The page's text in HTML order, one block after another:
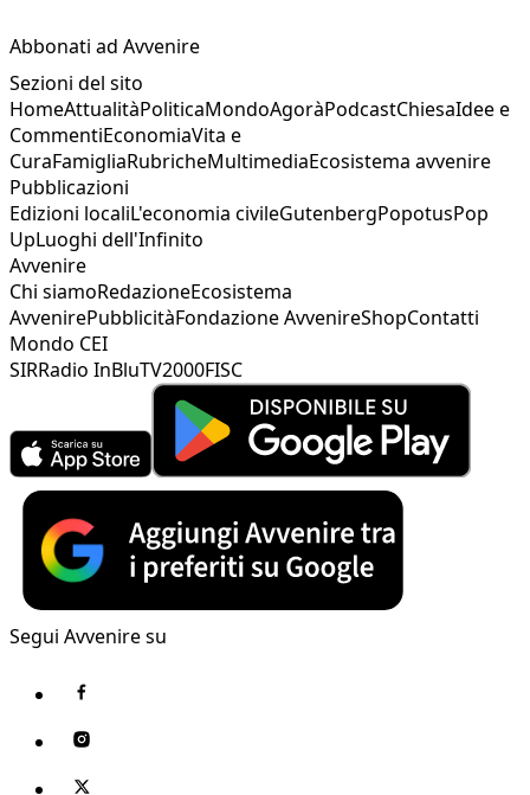
Abbonati ad Avvenire
Sezioni del sito
HomeAttualitàPoliticaMondoAgoràPodcastChiesaIdee e
CommentiEconomiaVita e
CuraFamigliaRubricheMultimediaEcosistema avvenire
Pubblicazioni
Edizioni localiL'economia civileGutenbergPopotusPop
UpLuoghi dell'Infinito
Avvenire
Chi siamoRedazioneEcosistema
AvvenirePubblicitàFondazione AvvenireShopContatti
Mondo CEI
SIRRadio InBluTV2000FISC
Segui Avvenire su